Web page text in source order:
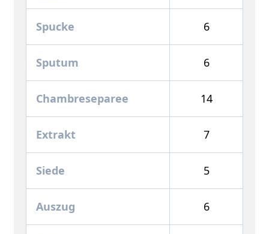
Spucke 6
Sputum 6
Chambreseparee 14
Extrakt 7
Siede 5
Auszug 6